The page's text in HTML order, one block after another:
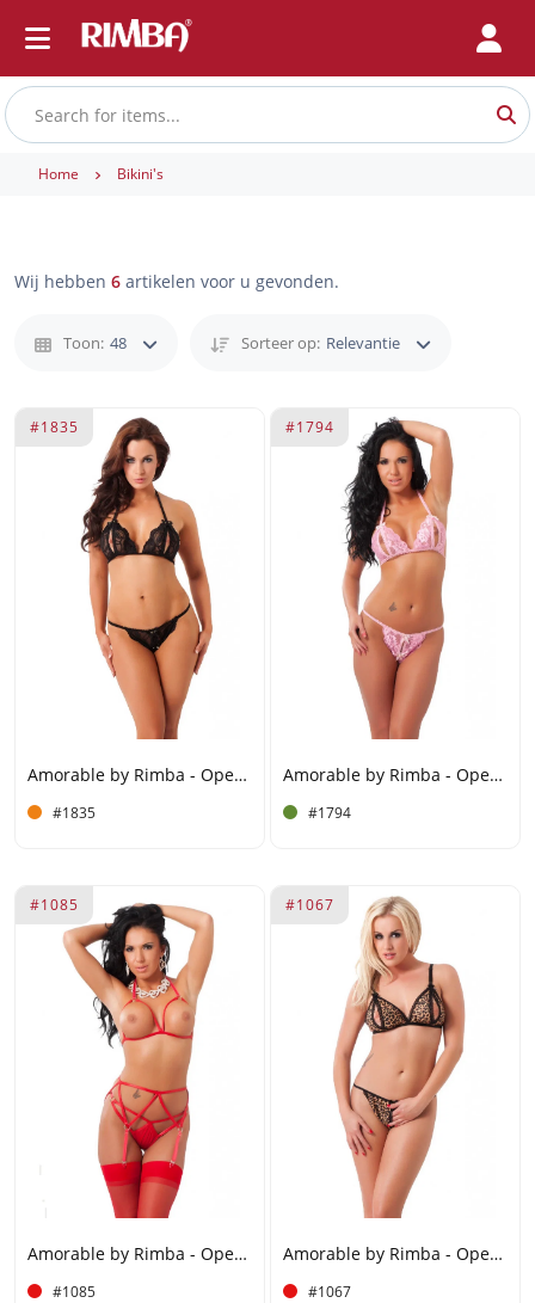
Home Bikini's
Wij hebben 6 artikelen voor u gevonden.
Toon: 48 Sorteer op: Relevantie
#1835
Amorable by Rimba - Open Bikini - One Size - Zwart
#1835
#1794
Amorable by Rimba - Open Bikini - One Size - Roze
#1794
#1085
Amorable by Rimba - Open BH met String, Jarretels en Kousen - One Size - Rood
#1085
#1067
Amorable by Rimba - Open BH met String - One Size - Luipaardprint
#1067